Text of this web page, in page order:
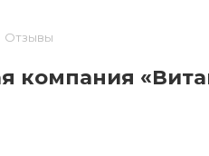
Отзывы
компания